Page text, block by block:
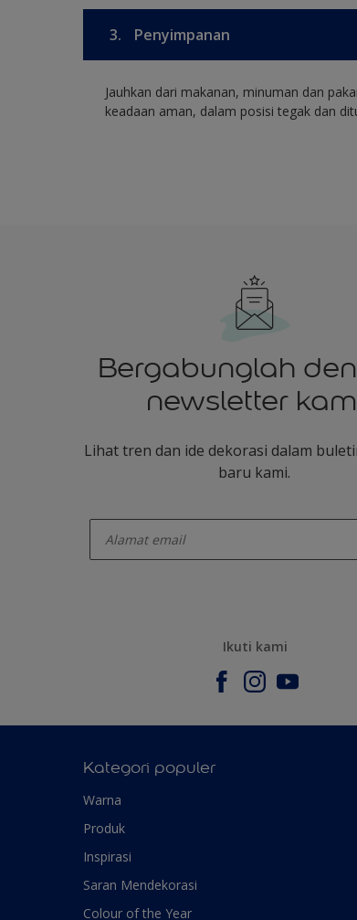
3. Penyimpanan
Jauhkan dari makanan, minuman dan
keadaan aman, dalam posisi tegak dan
Bergabunglah
newsletter
Lihat tren dan ide dekorasi dalam
baru kami.
Ikuti kami
Kategori populer
Warna
Produk
Inspirasi
Saran Mendekorasi
Colour of the Year